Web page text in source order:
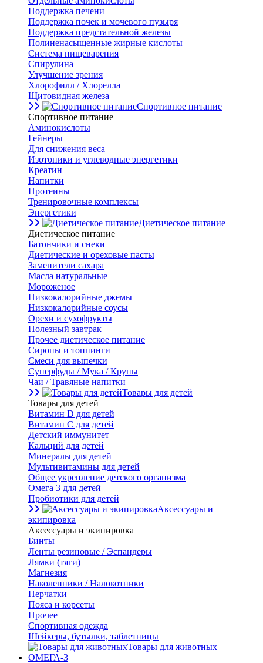
Поддержка печени
Поддержка почек и мочевого пузыря
Поддержка предстательной железы
Полиненасыщенные жирные кислоты
Система пищеварения
Спирулина
Улучшение зрения
Хлорофилл / Хлорелла
Щитовидная железа
Спортивное питание
Спортивное питание
Аминокислоты
Гейнеры
Для снижения веса
Изотоники и углеводные энергетики
Креатин
Напитки
Протеины
Тренировочные комплексы
Энергетики
Диетическое питание
Диетическое питание
Батончики и снеки
Диетические и ореховые пасты
Заменители сахара
Масла натуральные
Мороженое
Низкокалорийные джемы
Низкокалорийные соусы
Орехи и сухофрукты
Полезный завтрак
Прочее диетическое питание
Сиропы и топпинги
Смеси для выпечки
Суперфуды / Мука / Крупы
Чаи / Травяные напитки
Товары для детей
Товары для детей
Витамин D для детей
Витамин С для детей
Детский иммунитет
Кальций для детей
Минералы для детей
Мультивитамины для детей
Общее укрепление детского организма
Омега 3 для детей
Пробиотики для детей
Аксессуары и
экипировка
Аксессуары и экипировка
Бинты
Ленты резиновые / Эспандеры
Лямки (тяги)
Магнезия
Наколенники / Налокотники
Перчатки
Пояса и корсеты
Прочее
Спортивная одежда
Шейкеры, бутылки, таблетницы
Товары для животных
ОМЕГА-3